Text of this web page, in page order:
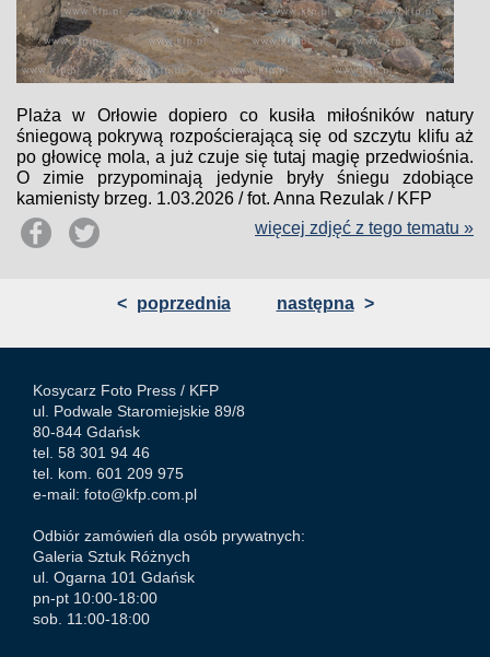
Plaża w Orłowie dopiero co kusiła miłośników natury
śniegową pokrywą rozpościerającą się od szczytu klifu aż
po głowicę mola, a już czuje się tutaj magię przedwiośnia.
O zimie przypominają jedynie bryły śniegu zdobiące
kamienisty brzeg. 1.03.2026 / fot. Anna Rezulak / KFP
więcej zdjęć z tego tematu »
< poprzednia następna >
Kosycarz Foto Press / KFP
ul. Podwale Staromiejskie 89/8
80-844 Gdańsk
tel. 58 301 94 46
tel. kom. 601 209 975
e-mail: foto@kfp.com.pl
Odbiór zamówień dla osób prywatnych:
Galeria Sztuk Różnych
ul. Ogarna 101 Gdańsk
pn-pt 10:00-18:00
sob. 11:00-18:00